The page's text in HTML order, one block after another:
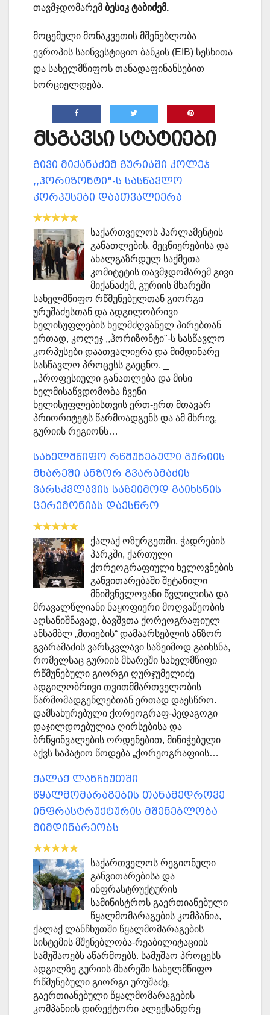
თავმჯდომარემ ბესიკ ტაბიძემ.
მოცემული მონაკვეთის მშენებლობა
ევროპის საინვესტიციო ბანკის (EIB) სესხითა
და სახელმწიფოს თანადაფინანსებით
ხორციელდება.
მსგავსი სტატიები
გივი მიქანაძემ გურიაში კოლეჯ
,,ჰორიზონტი"-ს სასწავლო
კორპუსები დაათვალიერა
საქართველოს პარლამენტის
განათლების, მეცნიერებისა და
ახალგაზრდულ საქმეთა
კომიტეტის თავმჯდომარემ გივი
მიქანაძემ, გურიის მხარეში
სახელმწიფო რწმუნებულთან გიორგი
ურუშაძესთან და ადგილობრივი
ხელისუფლების ხელმძღვანელ პირებთან
ერთად, კოლეჯ ,,ჰორიზონტი"-ს სასწავლო
კორპუსები დაათვალიერა და მიმდინარე
სასწავლო პროცესს გაეცნო. _
,,პროფესიული განათლება და მისი
ხელმისაწვდომობა ჩვენი
ხელისუფლებისთვის ერთ-ერთ მთავარ
პრიორიტეტს წარმოადგენს და ამ მხრივ,
გურიის რეგიონს…
სახელმწიფო რწმუნებული გურიის
მხარეში ანზორ გვარამაძის
ვარსკვლავის საზეიმოდ გაიხსნის
ცერემონიას დაესწრო
ქალაქ ოზურგეთში, ჭადრების
პარკში, ქართული
ქორეოგრაფიული ხელოვნების
განვითარებაში შეტანილი
მნიშვნელოვანი წვლილისა და
მრავალწლიანი ნაყოფიერი მოღვაწეობის
აღსანიშნავად, ბავშვთა ქორეოგრაფიულ
ანსამბლ „მთიების“ დამაარსებლის ანზორ
გვარამაძის ვარსკვლავი საზეიმოდ გაიხსნა,
რომელსაც გურიის მხარეში სახელმწიფი
რწმუნებული გიორგი ღურჯუმელიძე
ადგილობრივი თვითმმართველობის
წარმომადგენლებთან ერთად დაესწრო.
დამსახურებული ქორეოგრაფ-პედაგოგი
დაჯილდოებულია ღირსებისა და
ბრწყინვალების ორდენებით, მინიჭებული
აქვს საპატიო წოდება „ქორეოგრაფიის…
ქალაქ ლანჩხუთში
წყალმომარაგების თანამედროვე
ინფრასტრუქტურის მშენებლობა
მიმდინარეობს
საქართველოს რეგიონული
განვითარებისა და
ინფრასტრუქტურის
სამინისტროს გაერთიანებული
წყალმომარაგების კომპანია,
ქალაქ ლანჩხუთში წყალმომარაგების
სისტემის მშენებლობა-რეაბილიტაციის
სამუშაოებს აწარმოებს. სამუშაო პროცესს
ადგილზე გურიის მხარეში სახელმწიფო
რწმუნებული გიორგი ურუშაძე,
გაერთიანებული წყალმომარაგების
კომპანიის დირექტორი ალექსანდრე